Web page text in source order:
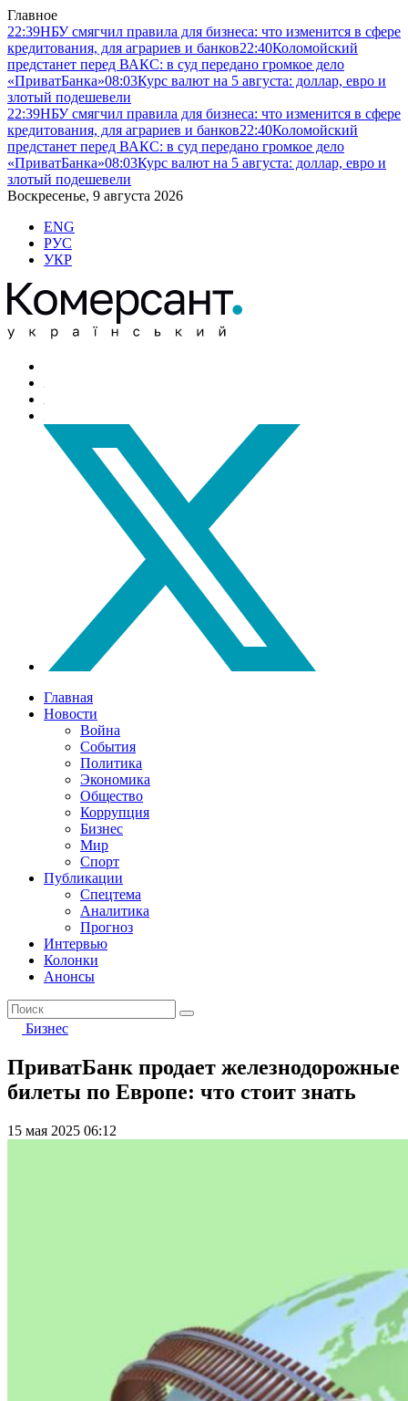
Главное
22:39НБУ смягчил правила для бизнеса: что изменится в сфере
кредитования, для аграриев и банков22:40Коломойский
предстанет перед ВАКС: в суд передано громкое дело
«ПриватБанка»08:03Курс валют на 5 августа: доллар, евро и
злотый подешевели
22:39НБУ смягчил правила для бизнеса: что изменится в сфере
кредитования, для аграриев и банков22:40Коломойский
предстанет перед ВАКС: в суд передано громкое дело
«ПриватБанка»08:03Курс валют на 5 августа: доллар, евро и
злотый подешевели
Воскресенье, 9 августа 2026
ENG
РУС
УКР
Главная
Новости
Война
События
Политика
Экономика
Общество
Коррупция
Бизнес
Мир
Спорт
Публикации
Спецтема
Аналитика
Прогноз
Интервью
Колонки
Анонсы
Бизнес
ПриватБанк продает железнодорожные
билеты по Европе: что стоит знать
15 мая 2025 06:12